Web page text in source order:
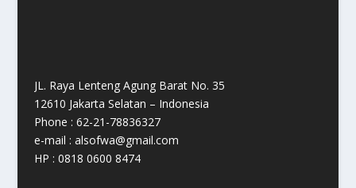
JL. Raya Lenteng Agung Barat No. 35
12610 Jakarta Selatan – Indonesia
Phone : 62-21-78836327
e-mail : alsofwa@gmail.com
HP : 0818 0600 8474